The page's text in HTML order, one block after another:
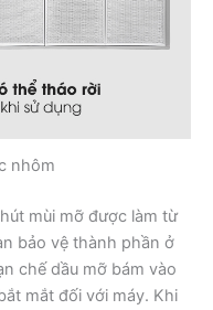
nhôm
mùi mỡ được làm từ
bảo vệ thành phần ở
chế dầu mỡ bám vào
mắt đối với máy. Khi